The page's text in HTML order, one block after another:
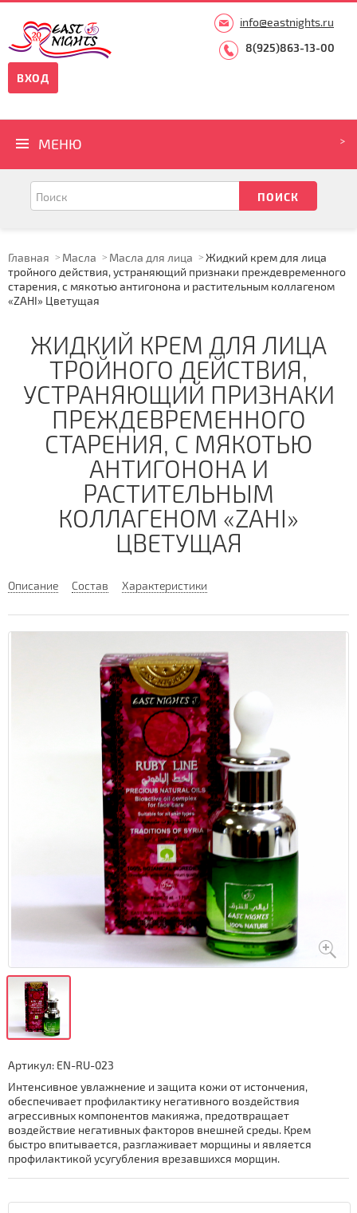
info@eastnights.ru
8(925)863-13-00
ВХОД
МЕНЮ
Главная Масла Масла для лица
Жидкий крем для лица
тройного действия, устраняющий признаки преждевременного
старения, с мякотью антигонона и растительным коллагеном
«ZAHI» Цветущая
ЖИДКИЙ КРЕМ ДЛЯ ЛИЦА
ТРОЙНОГО ДЕЙСТВИЯ,
УСТРАНЯЮЩИЙ ПРИЗНАКИ
ПРЕЖДЕВРЕМЕННОГО
СТАРЕНИЯ, С МЯКОТЬЮ
АНТИГОНОНА И
РАСТИТЕЛЬНЫМ
КОЛЛАГЕНОМ «ZAHI»
ЦВЕТУЩАЯ
Описание Состав Характеристики
Артикул: EN-RU-023
Интенсивное увлажнение и защита кожи от истончения,
обеспечивает профилактику негативного воздействия
агрессивных компонентов макияжа, предотвращает
воздействие негативных факторов внешней среды. Крем
быстро впитывается, разглаживает морщины и является
профилактикой усугубления врезавшихся морщин.